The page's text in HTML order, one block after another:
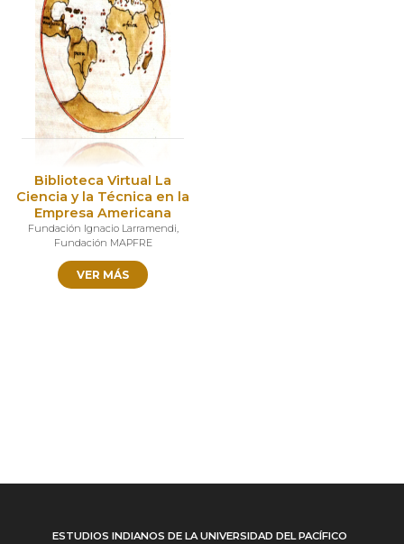
Biblioteca Virtual La
Ciencia y la Técnica en la
Empresa Americana
Fundación Ignacio Larramendi,
Fundación MAPFRE
VER MÁS
ESTUDIOS INDIANOS DE LA UNIVERSIDAD DEL PACÍFICO